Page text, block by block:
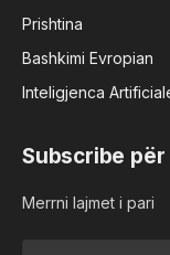
Prishtina
Bashkimi Evropian
Inteligjenca
Subscribe
Merrni lajmet i pari